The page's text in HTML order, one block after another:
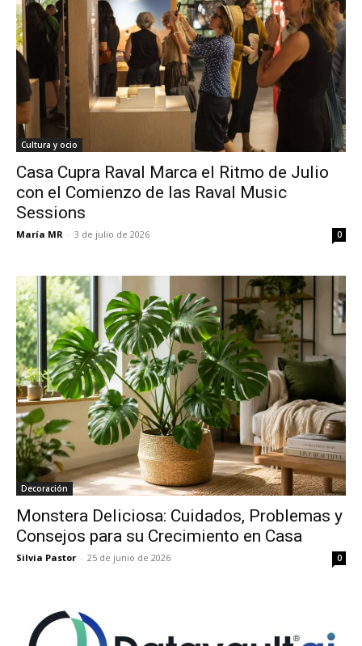
Cultura y ocio
Casa Cupra Raval Marca el Ritmo de Julio
con el Comienzo de las Raval Music
Sessions
María MR - 3 de julio de 2026 0
Decoración
Monstera Deliciosa: Cuidados, Problemas y
Consejos para su Crecimiento en Casa
Silvia Pastor - 25 de junio de 2026 0